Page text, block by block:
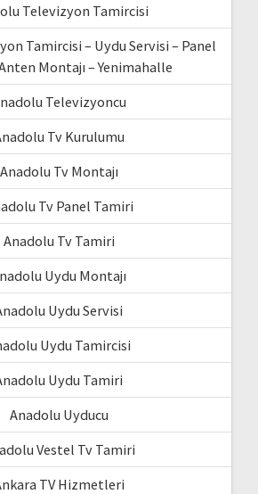
Televizyon Tamircisi
Tamircisi – Uydu Servisi – Panel
Montajı – Yenimahalle
Televizyoncu
Tv Kurulumu
Anadolu Tv Montajı
Tv Panel Tamiri
Anadolu Tv Tamiri
Uydu Montajı
Uydu Servisi
Uydu Tamircisi
Uydu Tamiri
Anadolu Uyducu
Vestel Tv Tamiri
TV Hizmetleri